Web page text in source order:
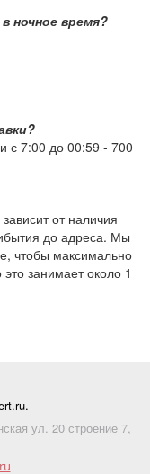
ночное время?
с 7:00 до 00:59 - 700
от наличия
до адреса. Мы
чтобы максимально
занимает около 1
ул. 20 строение 7,